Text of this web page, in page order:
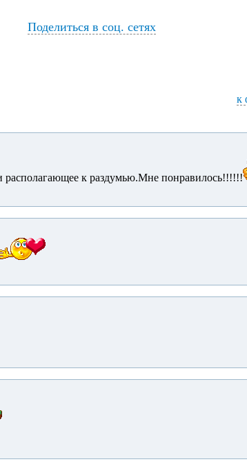
Поделиться в соц. сетях
к
располагающее к раздумью.Мне понравилось!!!!!!